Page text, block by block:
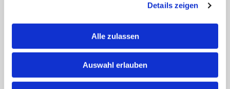
Details zeigen
Alle zulassen
Auswahl erlauben